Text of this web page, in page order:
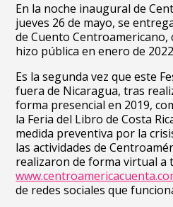
En la noche inaugural de
jueves 26 de mayo, se
de Cuento Centroamericano,
hizo pública en enero de
Es la segunda vez que este
fuera de Nicaragua, tras
forma presencial en 2019,
la Feria del Libro de Costa
medida preventiva por la
las actividades de
realizaron de forma virtual a
de redes sociales que